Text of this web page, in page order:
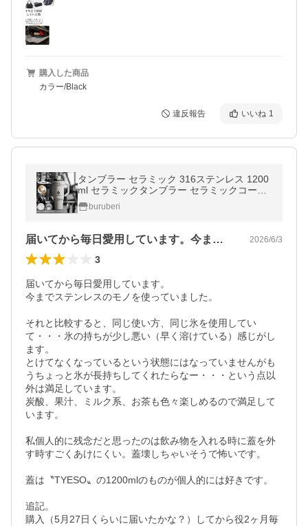
購入した商品
カラー/Black
違反報告 いいね 1
タンブラー セラミック 316ステンレス 1200
ml セラミックタンブラー セラミックコーテ
ィング ストロー付き 持ち運び 水筒 大容量
セラミック タンブラー
buruberi
届いてから毎日愛用しています。今までス… 2026/6/3
3
届いてから毎日愛用しています。
今までステンレスのモノを使っていました。
それと比較すると、同じ使い方、同じ氷を使用してい
て・・・氷の持ちが少し悪い（早く溶けている）感じがし
ます。
とけてなくなっているという状態にはなっていませんがも
うちょっと氷が長持ちしてくれたらなー・・・という点以
外は満足しています。
炭酸、果汁、ミルク系、お茶も色々楽しめるので満足して
います。
私個人的に残念だと思ったのは飲み物を入れる時に蓋を外
す時すごくあけにくい。蓋壊しちゃいそうで怖いです。
蓋は〝TYESO〟の1200mlのものが個人的には好きです。
追記。
購入（5月27日くらいに届いたかな？）してから役2ヶ月毎